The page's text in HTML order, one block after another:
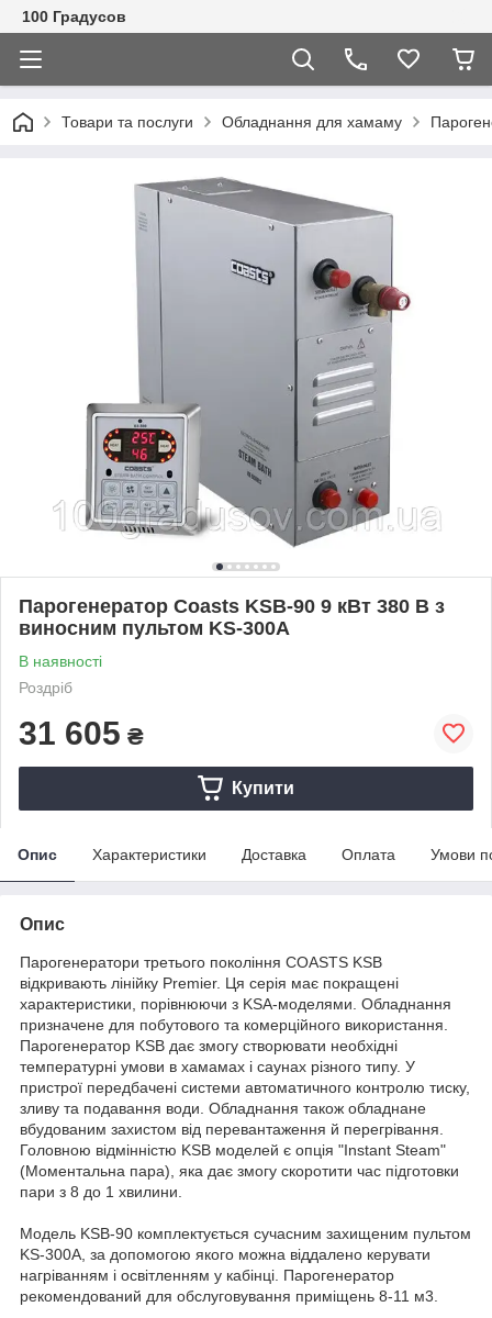
100 Градусов
Товари та послуги Обладнання для хамаму
Парогенератор Coasts KSB-90 9 кВт 380 В з
виносним пультом KS-300A
В наявності
Роздріб
31 605 ₴
Купити
Опис Характеристики Доставка Оплата Умови
Опис
Парогенератори третього покоління COASTS KSB
відкривають лінійку Premier. Ця серія має покращені
характеристики, порівнюючи з KSA-моделями. Обладнання
призначене для побутового та комерційного використання.
Парогенератор KSB дає змогу створювати необхідні
температурні умови в хамамах і саунах різного типу. У
пристрої передбачені системи автоматичного контролю тиску,
зливу та подавання води. Обладнання також обладнане
вбудованим захистом від перевантаження й перегрівання.
Головною відмінністю KSB моделей є опція "Instant Steam"
(Моментальна пара), яка дає змогу скоротити час підготовки
пари з 8 до 1 хвилини.
Модель KSB-90 комплектується сучасним захищеним пультом
KS-300A, за допомогою якого можна віддалено керувати
нагріванням і освітленням у кабінці. Парогенератор
рекомендований для обслуговування приміщень 8-11 м3.